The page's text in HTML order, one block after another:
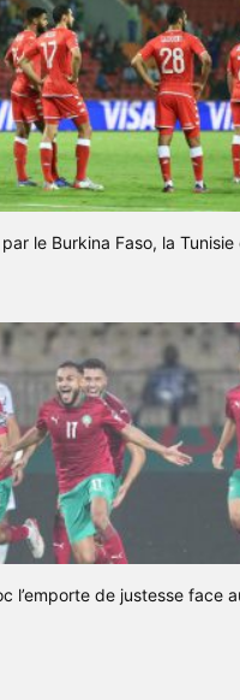
le Burkina Faso, la Tunisie
l’emporte de justesse face